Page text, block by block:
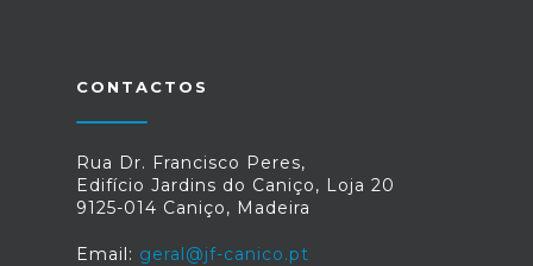
CONTACTOS
Rua Dr. Francisco Peres,
Edifício Jardins do Caniço, Loja 20
9125-014 Caniço, Madeira
Email: geral@jf-canico.pt